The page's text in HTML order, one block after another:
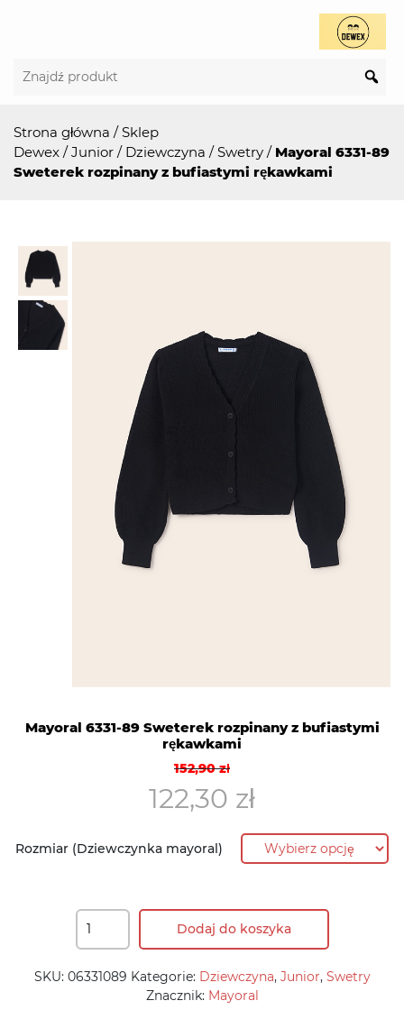
Strona główna /Sklep
Dewex /Junior / Dziewczyna /Swetry / Mayoral 6331-89
Sweterek rozpinany z bufiastymi rękawkami
Mayoral 6331-89 Sweterek rozpinany z bufiastymi
rękawkami
152,90zł
Pierwotna
cena
wynosiła:
122,30 zł
Aktualna
cena
wynosi:
Rozmiar (Dziewczynka mayoral)
Dodaj do koszyka
SKU: 06331089 Kategorie: Dziewczyna, Junior, Swetry
Znacznik: Mayoral